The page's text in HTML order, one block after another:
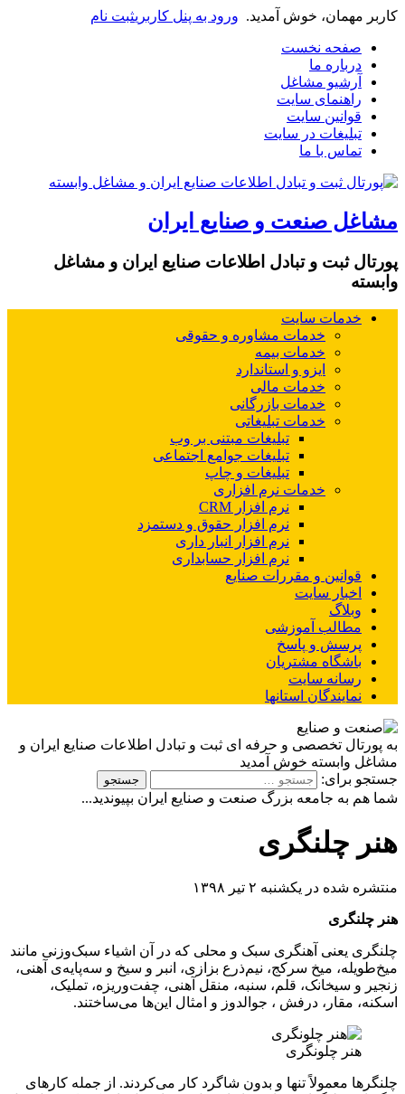
کاربر مهمان، خوش آمدید. ورود به پنل کاربریثبت نام
صفحه نخست
درباره ما
آرشیو مشاغل
راهنمای سایت
قوانین سایت
تبلیغات در سایت
تماس با ما
مشاغل صنعت و صنایع ایران
پورتال ثبت و تبادل اطلاعات صنایع ایران و مشاغل
وابسته
خدمات سایت
خدمات مشاوره و حقوقی
خدمات بیمه
ایزو و استاندارد
خدمات مالی
خدمات بازرگانی
خدمات تبلیغاتی
تبلیغات مبتنی بر وب
تبلیغات جوامع اجتماعی
تبلیغات و چاپ
خدمات نرم افزاری
نرم افزار CRM
نرم افزار حقوق و دستمزد
نرم افزار انبار داری
نرم افزار حسابداری
قوانین و مقررات صنایع
اخبار سایت
وبلاگ
مطالب آموزشی
پرسش و پاسخ
باشگاه مشتریان
رسانه سایت
نمایندگان استانها
به پورتال تخصصی و حرفه ای ثبت و تبادل اطلاعات صنایع ایران و
مشاغل وابسته خوش آمدید
جستجو برای:
شما هم به جامعه بزرگ صنعت و صنایع ایران بپیوندید...
هنر چلنگری
منتشره شده در یکشنبه ۲ تیر ۱۳۹۸
هنر چلنگری
چلنگری یعنی آهنگری سبک و محلی که در آن اشیاء سبک‌وزنی مانند
میخ‌طویله، میخ سرکج، نیم‌ذرع بزازی، انبر و سیخ و سه‌پایه‌ی آهنی،
زنجیر و سیخانک، قلم، سنبه، منقل آهنی، چفت‌و‌ریزه، تملیک،
اسکنه، مقار، درفش ، جوالدوز و امثال این‌ها می‌ساختند.
هنر چلونگری
چلنگرها معمولاً تنها و بدون شاگرد کار می‌کردند. از جمله کارهای